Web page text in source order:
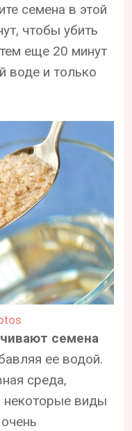
семена в этой
чтобы убить
еще 20 минут
воде и только
семена
ее водой.
среда,
некоторые виды